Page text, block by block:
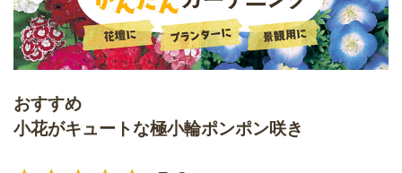
おすすめ
小花がキュートな極小輪ポンポン咲き